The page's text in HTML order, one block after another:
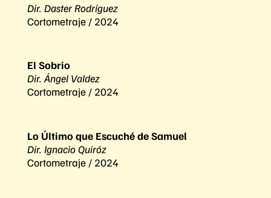
Dir. Daster Rodríguez
Cortometraje / 2024
El Sobrio
Dir. Ángel Valdez
Cortometraje / 2024
Lo Último que Escuché de Samuel
Dir. Ignacio Quiróz
Cortometraje / 2024